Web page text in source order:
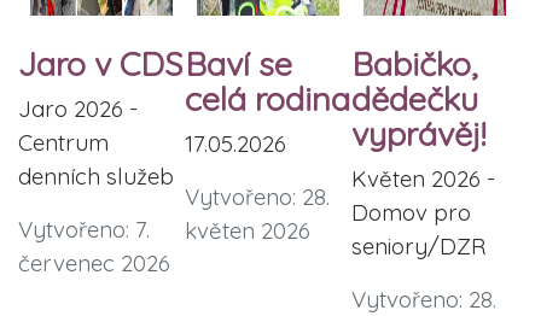
Jaro v CDS
Jaro 2026 -
Centrum
denních služeb
Vytvořeno: 7.
červenec 2026
Baví se
celá rodina
17.05.2026
Vytvořeno: 28.
květen 2026
Babičko,
dědečku
vyprávěj!
Květen 2026 -
Domov pro
seniory/DZR
Vytvořeno: 28.